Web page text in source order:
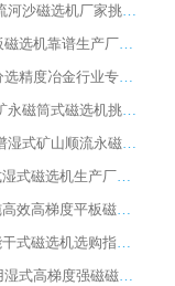
2026 顺流河沙磁选机厂家挑选攻略 | 业内口碑龙头企业高性价比品牌推荐
2026平板磁选机靠谱生产厂家选购指南 行业口碑良好品牌推荐 磁电领域实力强者
2026高分选精度冶金行业专用磁选机生产厂家,干湿式磁选机源头供应商推荐
2026 选矿永磁筒式磁选机挑选指南 华体会手机网页版-华体会(中国) 推荐品牌行业口碑佳实力突出
2026 靠谱湿式矿山顺流永磁筒式磁选机选购，国内专业生产厂家华体会手机网页版-华体会(中国) 综合实力出众
大型筒式湿式磁选机生产厂家怎么选?华体会手机网页版-华体会(中国) 设备口碑广受行业认可
湿式提纯高效高梯度平板磁选机靠谱设备源头厂商华体会手机网页版-华体会(中国) 综合测评
板式节能干式磁选机选购指南，源头生产厂家华体会手机网页版-华体会(中国) 综合实力可观
2026矿用湿式高梯度强磁磁选机选购指南，临朐靠谱磁电生产厂家华体会手机网页版-华体会(中国) 详解